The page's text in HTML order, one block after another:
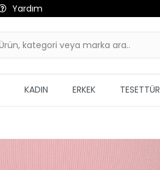
Yardım
KADIN ERKEK TESETTÜR